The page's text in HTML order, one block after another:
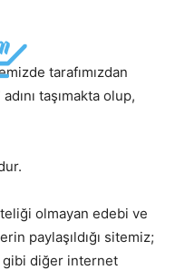
tarafımızdan
taşımakta olup,
olmayan edebi ve
paylaşıldığı sitemiz;
gibi diğer internet